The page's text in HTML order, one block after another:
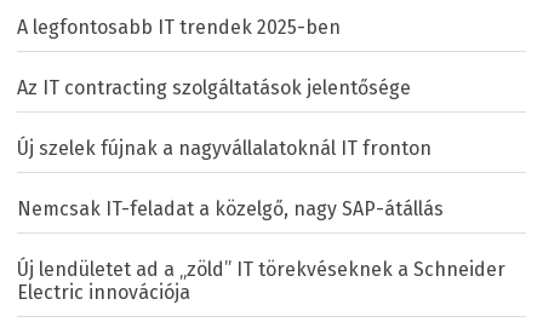
A legfontosabb IT trendek 2025-ben
Az IT contracting szolgáltatások jelentősége
Új szelek fújnak a nagyvállalatoknál IT fronton
Nemcsak IT-feladat a közelgő, nagy SAP-átállás
Új lendületet ad a „zöld” IT törekvéseknek a Schneider
Electric innovációja